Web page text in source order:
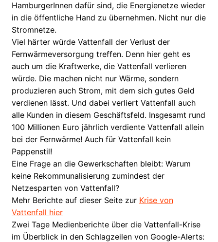
HamburgerInnen dafür sind, die Energienetze wieder
in die öffentliche Hand zu übernehmen. Nicht nur die
Stromnetze.
Viel härter würde Vattenfall der Verlust der
Fernwärmeversorgung treffen. Denn hier geht es
auch um die Kraftwerke, die Vattenfall verlieren
würde. Die machen nicht nur Wärme, sondern
produzieren auch Strom, mit dem sich gutes Geld
verdienen lässt. Und dabei verliert Vattenfall auch
alle Kunden in diesem Geschäftsfeld. Insgesamt rund
100 Millionen Euro jährlich verdiente Vattenfall allein
bei der Fernwärme! Auch für Vattenfall kein
Pappenstil!
Eine Frage an die Gewerkschaften bleibt: Warum
keine Rekommunalisierung zumindest der
Netzesparten von Vattenfall?
Mehr Berichte auf dieser Seite zur Krise von
Vattenfall hier
Zwei Tage Medienberichte über die Vattenfall-Krise
im Überblick in den Schlagzeilen von Google-Alerts: